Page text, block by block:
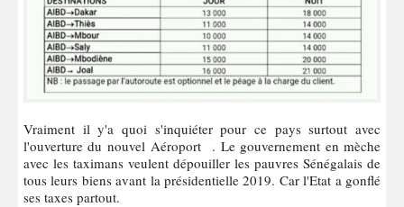
Vraiment il y'a quoi s'inquiéter pour ce pays surtout avec
l'ouverture du nouvel Aéroport . Le gouvernement en mèche
avec les taximans veulent dépouiller les pauvres Sénégalais de
tous leurs biens avant la présidentielle 2019. Car l'Etat a gonflé
ses taxes partout.